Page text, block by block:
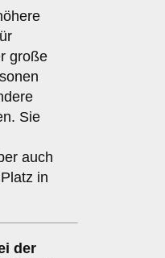
große
Sie
auch
in
der